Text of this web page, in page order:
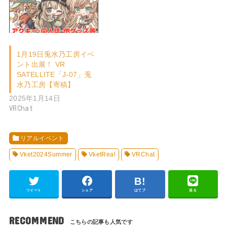
1月19日兎水乃工房イベ
ント出展！ VR
SATELLITE「J-07」兎
水乃工房【寄稿】
2025年1月14日
VRChat
リアルイベント
Vket2024Summer VketReal VRChat
ツイート シェア はてブ 送る
RECOMMEND